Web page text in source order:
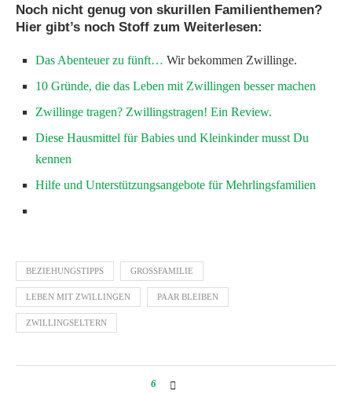
Noch nicht genug von skurillen Familienthemen?
Hier gibt’s noch Stoff zum Weiterlesen:
Das Abenteuer zu fünft… Wir bekommen Zwillinge.
10 Gründe, die das Leben mit Zwillingen besser machen
Zwillinge tragen? Zwillingstragen! Ein Review.
Diese Hausmittel für Babies und Kleinkinder musst Du
kennen
Hilfe und Unterstützungsangebote für Mehrlingsfamilien
BEZIEHUNGSTIPPS GROSSFAMILIE
LEBEN MIT ZWILLINGEN PAAR BLEIBEN
ZWILLINGSELTERN
6